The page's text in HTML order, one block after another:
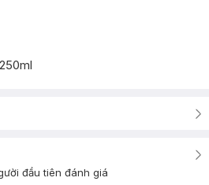
250ml
đầu tiên đánh giá